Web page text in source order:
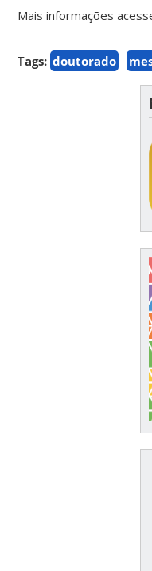
Mais informações
Tags: doutorado